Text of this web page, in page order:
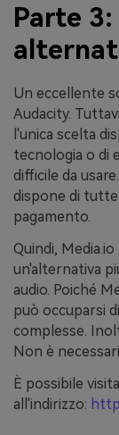
Parte
Un eccellente
Audacity.
l'unica scelta
tecnologia o di
difficile da
dispone di
pagamento.
Quindi,
un'alternativa
audio. Poiché
può occuparsi
complesse.
Non è
È possibile
all'indirizzo: